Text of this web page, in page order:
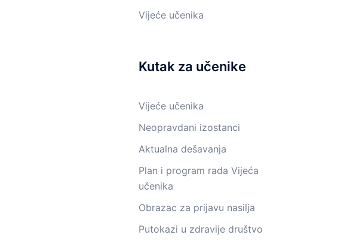
Vijeće učenika
Kutak za učenike
Vijeće učenika
Neopravdani izostanci
Aktualna dešavanja
Plan i program rada Vijeća
učenika
Obrazac za prijavu nasilja
Putokazi u zdravije društvo